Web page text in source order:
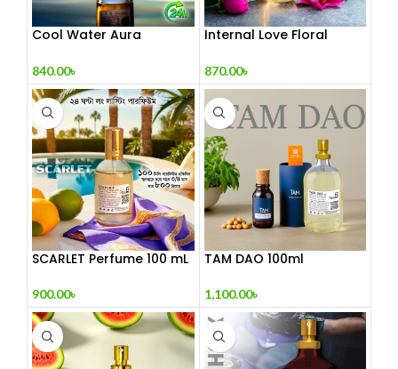
Cool Water Aura
World)
840.00৳
Internal Love Floral
870.00৳
SCARLET Perfume 100 mL
900.00৳
TAM DAO 100ml
1,100.00৳